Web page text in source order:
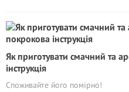
Як приготувати смачний та
інструкція
Споживайте його помірно!